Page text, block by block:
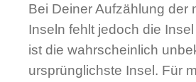
Bei Deiner Aufzählung der
Inseln fehlt jedoch die
ist die wahrscheinlich
ursprünglichste Insel. Für